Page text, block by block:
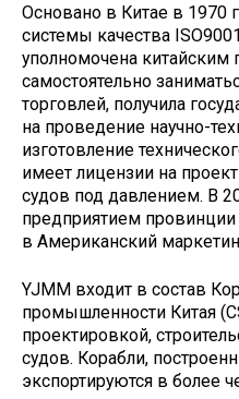
Основано в Китае в 1970
системы качества
уполномочена китайским
самостоятельно
торговлей, получила
на проведение научно-
изготовление
имеет лицензии на
судов под давлением. В
предприятием
в Американский
YJMM входит в состав
промышленности Китая
проектировкой,
судов. Корабли,
экспортируются в более